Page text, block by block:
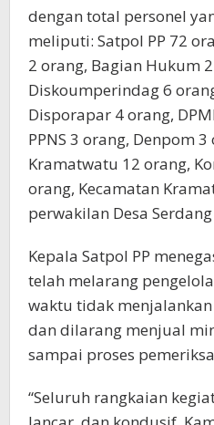
dengan total personel
meliputi: Satpol PP 72
2 orang, Bagian Hukum
Diskoumperindag 6
Disporapar 4 orang,
PPNS 3 orang, Denpom
Kramatwatu 12 orang,
orang, Kecamatan
perwakilan Desa
Kepala Satpol PP
telah melarang
waktu tidak
dan dilarang menjual
sampai proses
“Seluruh rangkaian